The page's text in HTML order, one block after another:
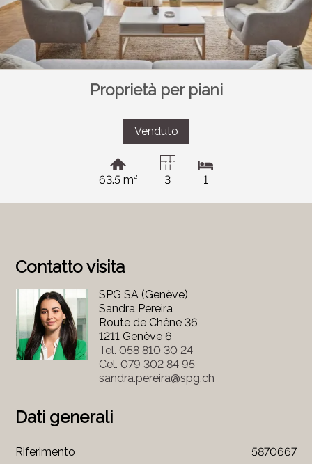
Proprietà per piani
Venduto
63.5 m² 3 1
Contatto visita
SPG SA (Genève)
Sandra Pereira
Route de Chêne 36
1211 Genève 6
Tel. 058 810 30 24
Cel. 079 302 84 95
sandra.pereira@spg.ch
Dati generali
Riferimento 5870667